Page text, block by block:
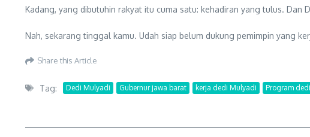
Kadang, yang dibutuhin rakyat itu cuma satu: kehadiran yang tulus.
Nah, sekarang tinggal kamu. Udah siap belum dukung pemimpin yang
Share this Article
Tag: Dedi Mulyadi Gubernur jawa barat kerja dedi Mulyadi Program